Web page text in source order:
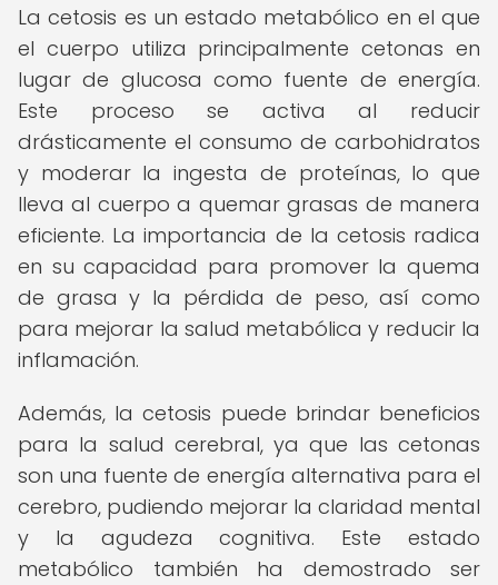
La cetosis es un estado metabólico en el que
el cuerpo utiliza principalmente cetonas en
lugar de glucosa como fuente de energía.
Este proceso se activa al reducir
drásticamente el consumo de carbohidratos
y moderar la ingesta de proteínas, lo que
lleva al cuerpo a quemar grasas de manera
eficiente. La importancia de la cetosis radica
en su capacidad para promover la quema
de grasa y la pérdida de peso, así como
para mejorar la salud metabólica y reducir la
inflamación.
Además, la cetosis puede brindar beneficios
para la salud cerebral, ya que las cetonas
son una fuente de energía alternativa para el
cerebro, pudiendo mejorar la claridad mental
y la agudeza cognitiva. Este estado
metabólico también ha demostrado ser